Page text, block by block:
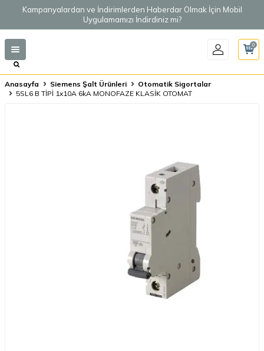
Kampanyalardan ve İndirimlerden Haberdar Olmak İçin Mobil
Uygulamamızı İndirdiniz mi?
0
Anasayfa Siemens Şalt Ürünleri
Otomatik Sigortalar
5SL6 B TİPİ 1x10A 6kA MONOFAZE KLASİK OTOMAT